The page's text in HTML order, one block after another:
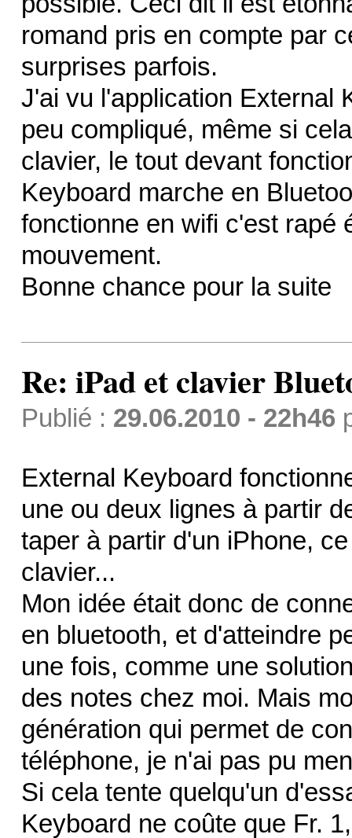
romand pris en compte par
surprises parfois.
J'ai vu l'application External
peu compliqué, même si
clavier, le tout devant
Keyboard marche en
fonctionne en wifi c'est rapé
mouvement.
Bonne chance pour la suite
Re: iPad et clavier
Publié : 29.06.2010 - 22h46
External Keyboard
une ou deux lignes à partir
taper à partir d'un iPhone,
clavier...
Mon idée était donc de
en bluetooth, et d'atteindre
une fois, comme une
des notes chez moi. Mais
génération qui permet de
téléphone, je n'ai pas pu
Si cela tente quelqu'un
Keyboard ne coûte que Fr.